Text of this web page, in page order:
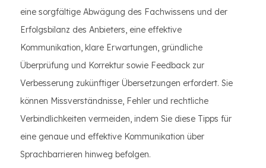
eine sorgfältige Abwägung des Fachwissens und der
Erfolgsbilanz des Anbieters, eine effektive
Kommunikation, klare Erwartungen, gründliche
Überprüfung und Korrektur sowie Feedback zur
Verbesserung zukünftiger Übersetzungen erfordert. Sie
können Missverständnisse, Fehler und rechtliche
Verbindlichkeiten vermeiden, indem Sie diese Tipps für
eine genaue und effektive Kommunikation über
Sprachbarrieren hinweg befolgen.